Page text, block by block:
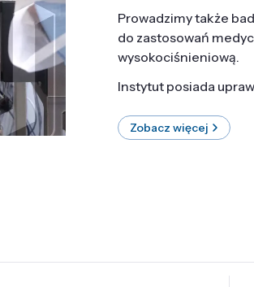
Prowadzimy także
do zastosowań
wysokociśnieniową.
Instytut posiada
Zobacz więcej